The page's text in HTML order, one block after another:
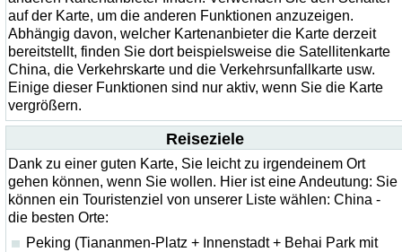
auf der Karte, um die anderen Funktionen anzuzeigen.
Abhängig davon, welcher Kartenanbieter die Karte derzeit
bereitstellt, finden Sie dort beispielsweise die Satellitenkarte
China, die Verkehrskarte und die Verkehrsunfallkarte usw.
Einige dieser Funktionen sind nur aktiv, wenn Sie die Karte
vergrößern.
Reiseziele
Dank zu einer guten Karte, Sie leicht zu irgendeinem Ort
gehen können, wenn Sie wollen. Hier ist eine Andeutung: Sie
können ein Touristenziel von unserer Liste wählen: China -
die besten Orte:
Peking (Tiananmen-Platz + Innenstadt + Behai Park mit